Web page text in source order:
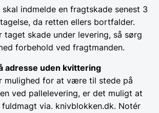
skal indmelde en fragtskade senest 3
da retten ellers bortfalder.
taget skade under levering, så sørg
forbehold ved fragtmanden.
adresse uden kvittering
mulighed for at være til stede på
ved pallelevering, er det muligt at
via. knivblokken.dk. Notér